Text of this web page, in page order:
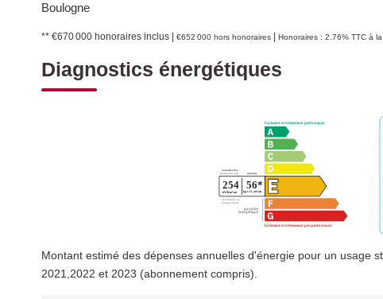
Boulogne
** €670 000 honoraires inclus €652 000 hors honoraires Honoraires : 2.76% TTC à
Diagnostics énergétiques
Montant estimé des dépenses annuelles d'énergie pour un usage
2021,2022 et 2023 (abonnement compris).